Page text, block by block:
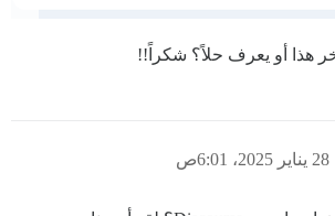
هذا أو يعرف حلاً؟ شكراً!!
28 يناير 2025، 6:01ص